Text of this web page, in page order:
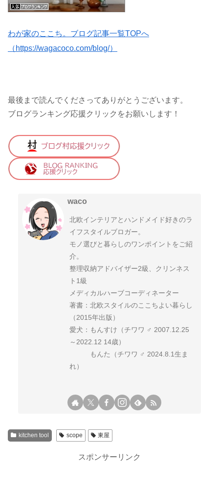
わが家のここち。ブログ記事一覧TOPへ
（https://wagacoco.com/blog/）
最後まで読んでくださってありがとうございます。
ブログランキング応援クリックをお願いします！
waco
北欧インテリアとハンドメイド好きのラ
イフスタイルブロガー。
モノ選びと暮らしのワンポイントをご紹
介。
整理収納アドバイザー2級、クリンネス
ト1級
メディカルハーブコーディネーター
著書：北欧スタイルのここちよい暮らし
（2015年出版）
愛犬：もんすけ（チワワ ♂ 2007.12.25
～2022.12 14歳）
もんた（チワワ ♂ 2024.8.1生ま
れ）
kitchen tool scope 東屋
スポンサーリンク